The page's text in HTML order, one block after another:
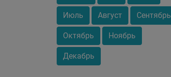
Июль Август Сентябрь
Октябрь Ноябрь
Декабрь